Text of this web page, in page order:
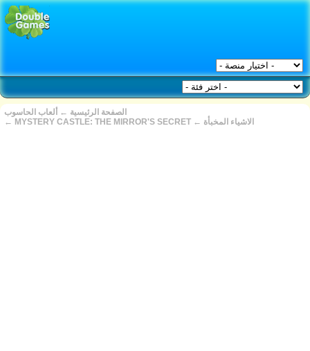
الصفحة الرئيسية ←
ألعاب الحاسوب
← MYSTERY CASTLE: THE MIRROR'S SECRET ← الاشياء المخبأة